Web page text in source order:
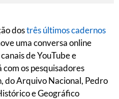
dostrês últimos cadernos
uma conversa online
de YouTube e
os pesquisadores
do Arquivo Nacional, Pedro
e Geográfico